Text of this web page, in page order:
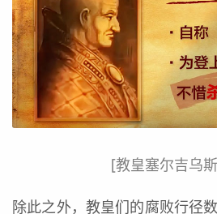
[教皇塞尔吉乌
除此之外，教皇们的腐败行径